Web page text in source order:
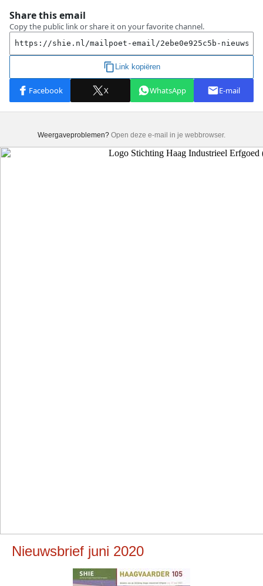
Weergaveproblemen? Open deze e-mail in je webbrowser.
Nieuwsbrief juni 2020